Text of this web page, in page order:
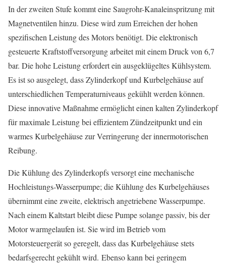
In der zweiten Stufe kommt eine Saugrohr-Kanaleinspritzung mit
Magnetventilen hinzu. Diese wird zum Erreichen der hohen
spezifischen Leistung des Motors benötigt. Die elektronisch
gesteuerte Kraftstoffversorgung arbeitet mit einem Druck von 6,7
bar. Die hohe Leistung erfordert ein ausgeklügeltes Kühlsystem.
Es ist so ausgelegt, dass Zylinderkopf und Kurbelgehäuse auf
unterschiedlichen Temperaturniveaus gekühlt werden können.
Diese innovative Maßnahme ermöglicht einen kalten Zylinderkopf
für maximale Leistung bei effizientem Zündzeitpunkt und ein
warmes Kurbelgehäuse zur Verringerung der innermotorischen
Reibung.
Die Kühlung des Zylinderkopfs versorgt eine mechanische
Hochleistungs-Wasserpumpe; die Kühlung des Kurbelgehäuses
übernimmt eine zweite, elektrisch angetriebene Wasserpumpe.
Nach einem Kaltstart bleibt diese Pumpe solange passiv, bis der
Motor warmgelaufen ist. Sie wird im Betrieb vom
Motorsteuergerät so geregelt, dass das Kurbelgehäuse stets
bedarfsgerecht gekühlt wird. Ebenso kann bei geringem